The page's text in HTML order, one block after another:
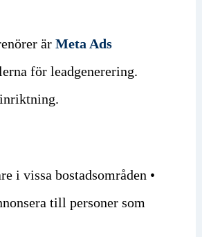
är Meta Ads
för leadgenerering.
i vissa bostadsområden •
till personer som